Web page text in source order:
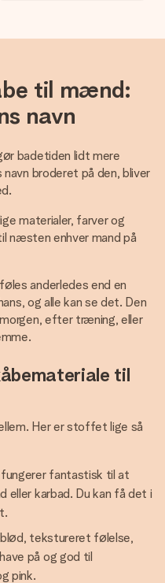
til mænd:
navn
badetiden lidt mere
broderet på den, bliver
materialer, farver og
næsten enhver mand på
anderledes end en
og alle kan se det. Den
efter træning, eller
til
Her er stoffet lige så
fantastisk til at
karbad. Du kan få det i
tekstureret følelse,
på og god til
pink.